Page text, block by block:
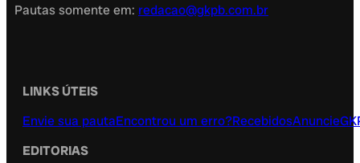
Pautas somente em: redacao@gkpb.com.br
LINKS ÚTEIS
Envie sua pautaEncontrou um erro?RecebidosAnuncie
EDITORIAS